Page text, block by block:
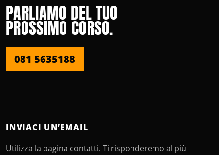
PARLIAMO DEL TUO
PROSSIMO CORSO.
081 5635188
INVIACI UN’EMAIL
Utilizza la pagina contatti. Ti risponderemo al più